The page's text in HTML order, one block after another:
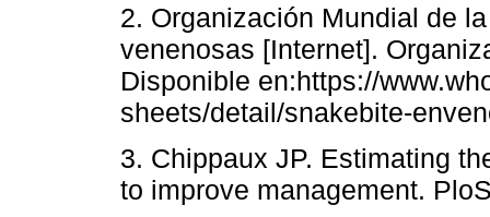
2. Organización Mundial de
venenosas [Internet].
Disponible en:https://
sheets/detail/snakebite-
3. Chippaux JP. Estimating
to improve management.